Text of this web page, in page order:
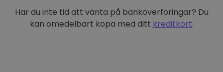
Har du inte tid att vänta på banköverföringar? Du
kan omedelbart köpa med ditt kreditkort.